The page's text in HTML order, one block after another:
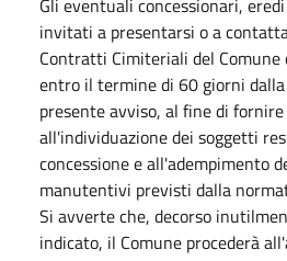
invitati a presentarsi o a
Contratti Cimiteriali del Comune
entro il termine di 60 giorni
presente avviso, al fine di
all'individuazione dei soggetti
concessione e all'adempimento
manutentivi previsti dalla
Si avverte che, decorso
indicato, il Comune procederà